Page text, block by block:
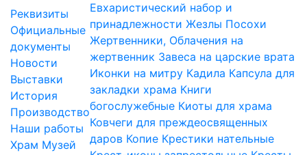
Реквизиты
Официальные
документы
Новости
Выставки
История
Производство
Наши работы
Храм Музей
Евхаристический набор и
принадлежности Жезлы Посохи
Жертвенники, Облачения на
жертвенник Завеса на царские врата
Иконки на митру Кадила Капсула для
закладки храма Книги
богослужебные Киоты для храма
Ковчеги для преждеосвященных
даров Копие Крестики нательные